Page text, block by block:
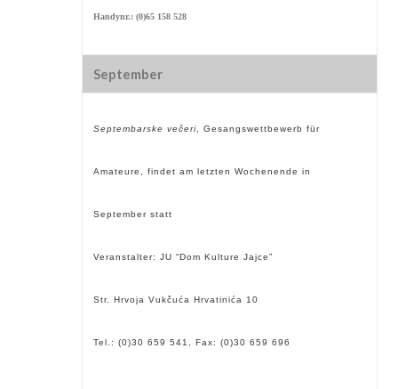
Handynr.: (0)65 158 528
September
Septembarske večeri, Gesangswettbewerb für
Amateure, findet am letzten Wochenende in
September statt
Veranstalter: JU “Dom Kulture Jajce”
Str. Hrvoja Vukčuća Hrvatinića 10
Tel.: (0)30 659 541, Fax: (0)30 659 696